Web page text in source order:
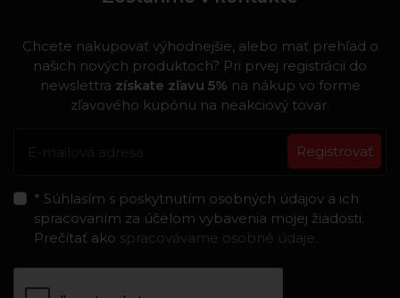
Chcete nakupovať výhodnejšie, alebo mať prehľad o
našich nových produktoch? Pri prvej registrácii do
newslettra získate zľavu 5% na nákup vo forme
zľavového kupónu na neakciový tovar.
Registrovať
* Súhlasím s poskytnutím osobných údajov a ich
spracovaním za účelom vybavenia mojej žiadosti.
Prečítať ako spracovávame osobné údaje.